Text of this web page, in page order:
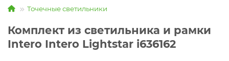
Точечные светильники
Комплект из светильника и рамки
Intero Intero Lightstar i636162